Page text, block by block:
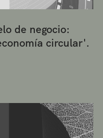
de negocio:
circular'.